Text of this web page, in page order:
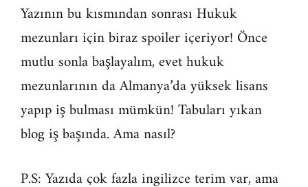
Yazının bu kısmından sonrası Hukuk
mezunları için biraz spoiler içeriyor! Önce
mutlu sonla başlayalım, evet hukuk
mezunlarının da Almanya’da yüksek lisans
yapıp iş bulması mümkün! Tabuları yıkan
blog iş başında. Ama nasıl?
P.S: Yazıda çok fazla ingilizce terim var, ama